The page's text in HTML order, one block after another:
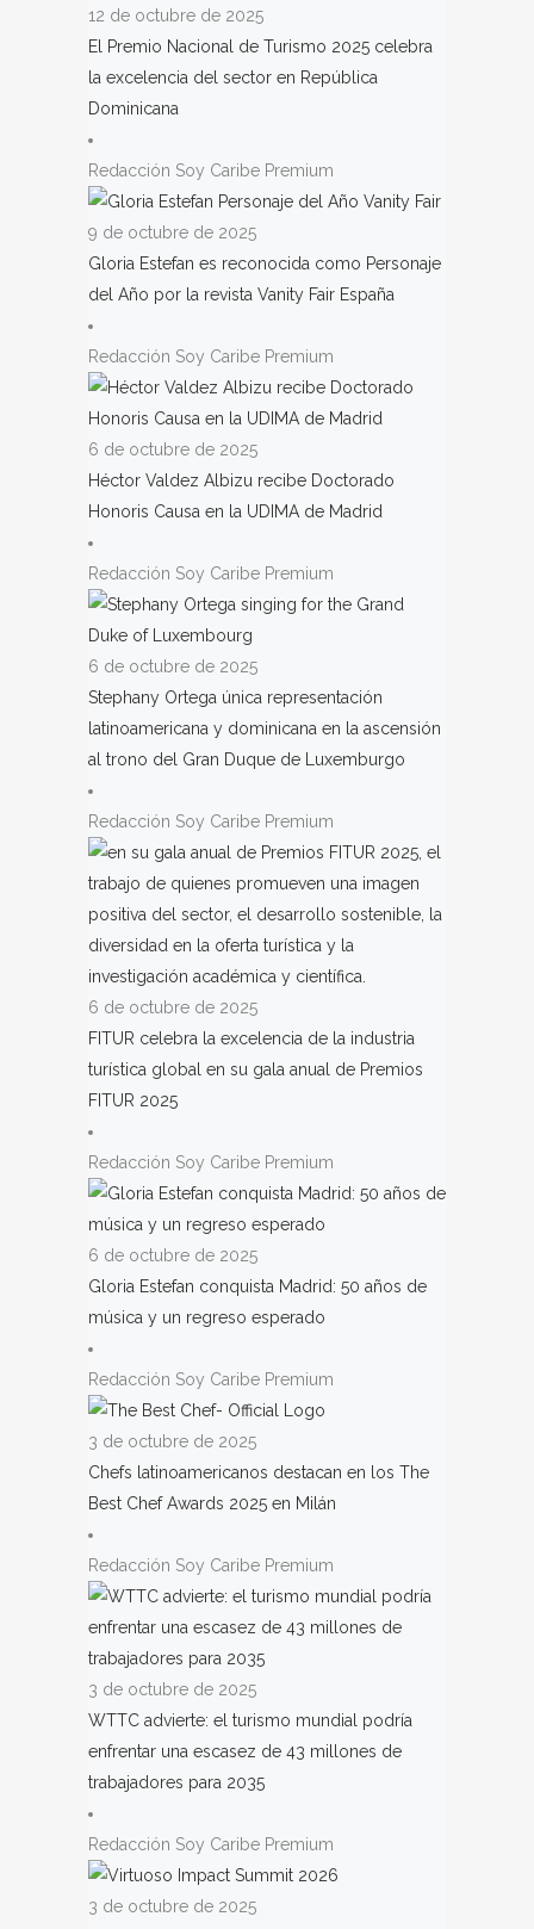
12 de octubre de 2025
El Premio Nacional de Turismo 2025 celebra
la excelencia del sector en República
Dominicana
Redacción Soy Caribe Premium
9 de octubre de 2025
Gloria Estefan es reconocida como Personaje
del Año por la revista Vanity Fair España
Redacción Soy Caribe Premium
6 de octubre de 2025
Héctor Valdez Albizu recibe Doctorado
Honoris Causa en la UDIMA de Madrid
Redacción Soy Caribe Premium
6 de octubre de 2025
Stephany Ortega única representación
latinoamericana y dominicana en la ascensión
al trono del Gran Duque de Luxemburgo
Redacción Soy Caribe Premium
6 de octubre de 2025
FITUR celebra la excelencia de la industria
turística global en su gala anual de Premios
FITUR 2025
Redacción Soy Caribe Premium
6 de octubre de 2025
Gloria Estefan conquista Madrid: 50 años de
música y un regreso esperado
Redacción Soy Caribe Premium
3 de octubre de 2025
Chefs latinoamericanos destacan en los The
Best Chef Awards 2025 en Milán
Redacción Soy Caribe Premium
3 de octubre de 2025
WTTC advierte: el turismo mundial podría
enfrentar una escasez de 43 millones de
trabajadores para 2035
Redacción Soy Caribe Premium
3 de octubre de 2025